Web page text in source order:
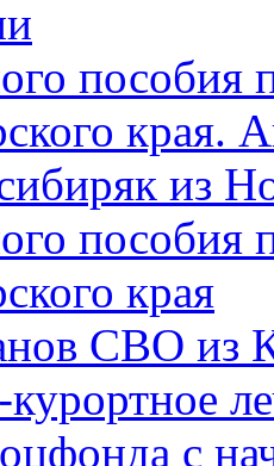
пособия
края.
из
пособия
края
СВО из
курортное
с